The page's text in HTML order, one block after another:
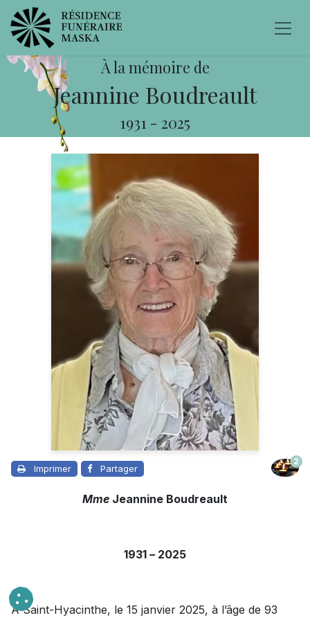
À la mémoire de
Jeannine Boudreault
1931 - 2025
Imprimer Partager
2
Mme Jeannine Boudreault
1931 – 2025
À Saint-Hyacinthe, le 15 janvier 2025, à l’âge de 93